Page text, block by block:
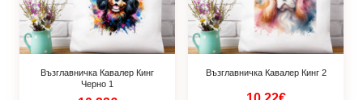
Възглавничка Кавалер Кинг
Черно 1
Възглавничка Кавалер Кинг 2